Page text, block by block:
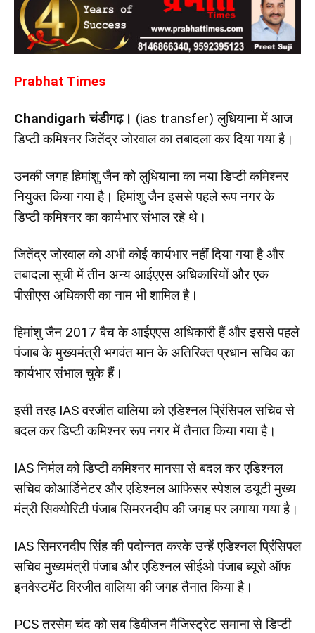
Prabhat Times
Chandigarh चंडीगढ़। (ias transfer) लुधियाना में आज
डिप्टी कमिश्नर जितेंद्र जोरवाल का तबादला कर दिया गया है।
उनकी जगह हिमांशु जैन को लुधियाना का नया डिप्टी कमिश्नर
नियुक्त किया गया है। हिमांशु जैन इससे पहले रूप नगर के
डिप्टी कमिश्नर का कार्यभार संभाल रहे थे।
जितेंद्र जोरवाल को अभी कोई कार्यभार नहीं दिया गया है और
तबादला सूची में तीन अन्य आईएएस अधिकारियों और एक
पीसीएस अधिकारी का नाम भी शामिल है।
हिमांशु जैन 2017 बैच के आईएएस अधिकारी हैं और इससे पहले
पंजाब के मुख्यमंत्री भगवंत मान के अतिरिक्त प्रधान सचिव का
कार्यभार संभाल चुके हैं।
इसी तरह IAS वरजीत वालिया को एडिश्नल प्रिंसिपल सचिव से
बदल कर डिप्टी कमिश्नर रूप नगर में तैनात किया गया है।
IAS निर्मल को डिप्टी कमिश्नर मानसा से बदल कर एडिश्नल
सचिव कोआर्डिनेटर और एडिश्नल आफिसर स्पेशल डयूटी मुख्य
मंत्री सिक्योरिटी पंजाब सिमरनदीप की जगह पर लगाया गया है।
IAS सिमरनदीप सिंह की पदोन्नत करके उन्हें एडिश्नल प्रिंसिपल
सचिव मुख्यमंत्री पंजाब और एडिश्नल सीईओ पंजाब ब्यूरो ऑफ
इनवेस्टमेंट विरजीत वालिया की जगह तैनात किया है।
PCS तरसेम चंद को सब डिवीजन मैजिस्ट्रेट समाना से डिप्टी